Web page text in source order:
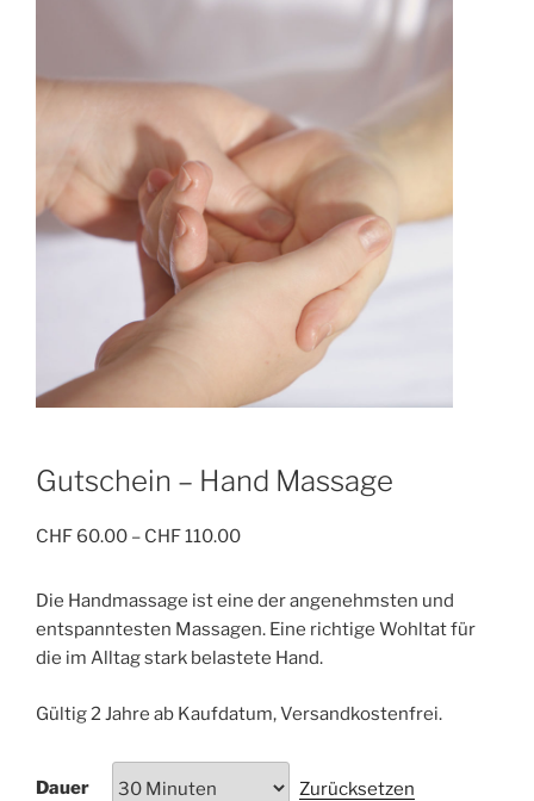
Gutschein – Hand Massage
CHF 60.00 – CHF110.00Preisspanne:
bis
CHF 110.00
Die Handmassage ist eine der angenehmsten und
entspanntesten Massagen. Eine richtige Wohltat für
die im Alltag stark belastete Hand.
Gültig 2 Jahre ab Kaufdatum, Versandkostenfrei.
Dauer Zurücksetzen